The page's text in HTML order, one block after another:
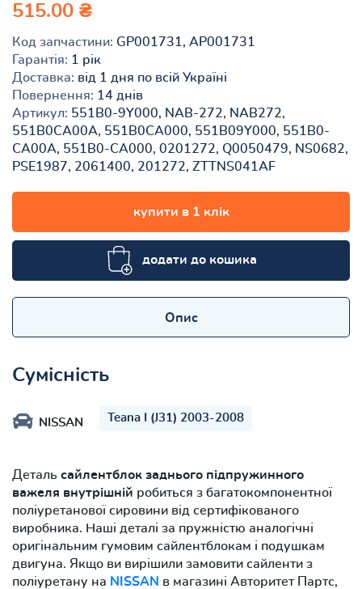
515.00 ₴
Код запчастини: GP001731, AP001731
Гарантія: 1 рік
Доставка: від 1 дня по всій Україні
Повернення: 14 днів
Артикул: 551B0-9Y000, NAB-272, NAB272,
551B0CA00A, 551B0CA000, 551B09Y000, 551B0-
CA00A, 551B0-CA000, 0201272, Q0050479, NS0682,
PSE1987, 2061400, 201272, ZTTNS041AF
купити в 1 клік
додати до кошика
Опис
Сумісність
NISSAN Teana I (J31) 2003-2008
Деталь сайлентблок заднього підпружинного
важеля внутрішній робиться з багатокомпонентної
поліуретанової сировини від сертифікованого
виробника. Наші деталі за пружністю аналогічні
оригінальним гумовим сайлентблокам і подушкам
двигуна. Якщо ви вирішили замовити сайленти з
поліуретану на NISSAN в магазині Авторитет Партс,